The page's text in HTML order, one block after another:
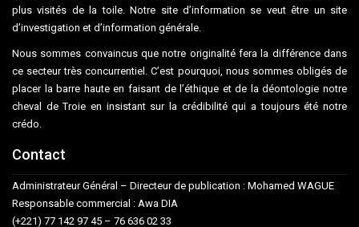
plus visités de la toile. Notre site d’information se veut être un site
d’investigation et d’information générale.
Nous sommes convaincus que notre originalité fera la différence dans
ce secteur très concurrentiel. C’est pourquoi, nous sommes obligés de
placer la barre haute en faisant de l’éthique et de la déontologie notre
cheval de Troie en insistant sur la crédibilité qui a toujours été notre
crédo.
Contact
Administrateur Général – Directeur de publication : Mohamed WAGUE
Responsable commercial : Awa DIA
(+221) 77 142 97 45 – 76 636 02 33